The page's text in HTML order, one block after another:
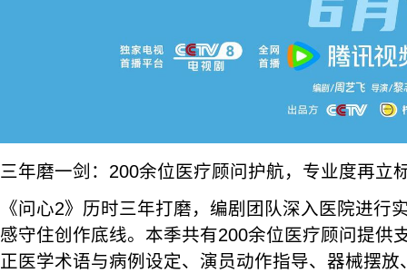
三年磨一剑：200余位医疗顾问护航，专业度再立
《问心2》历时三年打磨，编剧团队深入医院进行
感守住创作底线。本季共有200余位医疗顾问提供
正医学术语与病例设定、演员动作指导、器械摆